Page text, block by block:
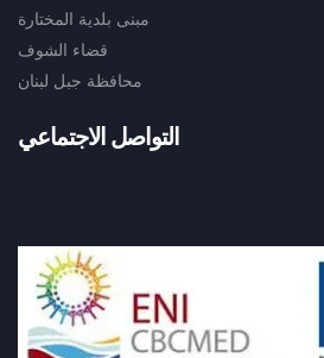
مبنى بلدية المختارة
قضاء الشوف
محافظة جبل لبنان
التواصل الاجتماعي